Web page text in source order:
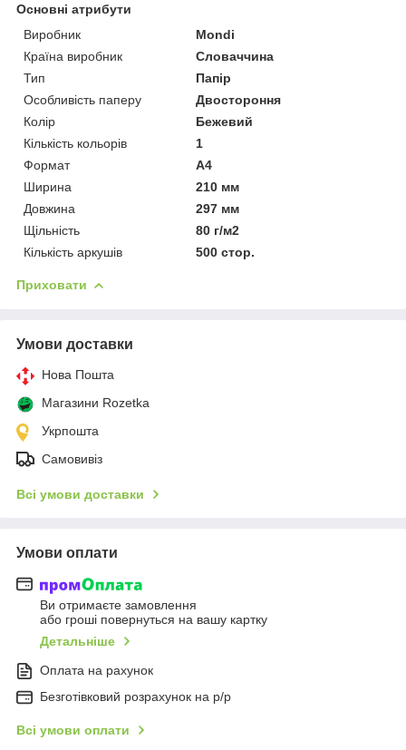
Основні атрибути
Виробник
Mondi
Країна виробник
Словаччина
Тип
Папір
Особливість паперу
Двостороння
Колір
Бежевий
Кількість кольорів
1
Формат
A4
Ширина
210 мм
Довжина
297 мм
Щільність
80 г/м2
Кількість аркушів
500 стор.
Приховати
Умови доставки
Нова Пошта
Магазини Rozetka
Укрпошта
Самовивіз
Всі умови доставки
Умови оплати
Ви отримаєте замовлення
або гроші повернуться на вашу картку
Детальніше
Оплата на рахунок
Безготівковий розрахунок на р/р
Всі умови оплати